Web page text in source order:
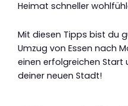
Heimat schneller
Mit diesen Tipps bist du
Umzug von Essen nach
einen erfolgreichen Start
deiner neuen Stadt!